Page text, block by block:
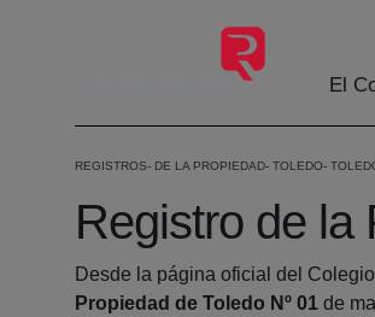
Saltar al contenido principal
El
REGISTROS DE LA PROPIEDAD TOLEDO
Registro de la
Desde la página oficial del
Propiedad de Toledo Nº 01 de